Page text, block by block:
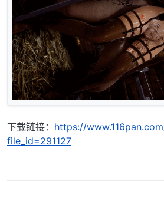
下载链接： https://
file_id=291127